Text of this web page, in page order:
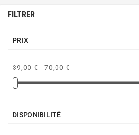
FILTRER
PRIX
39,00 € - 70,00 €
DISPONIBILITÉ